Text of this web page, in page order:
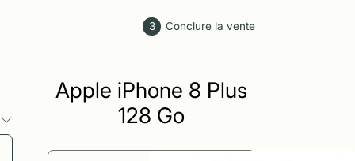
3 Conclure la vente
Apple iPhone 8 Plus
128 Go